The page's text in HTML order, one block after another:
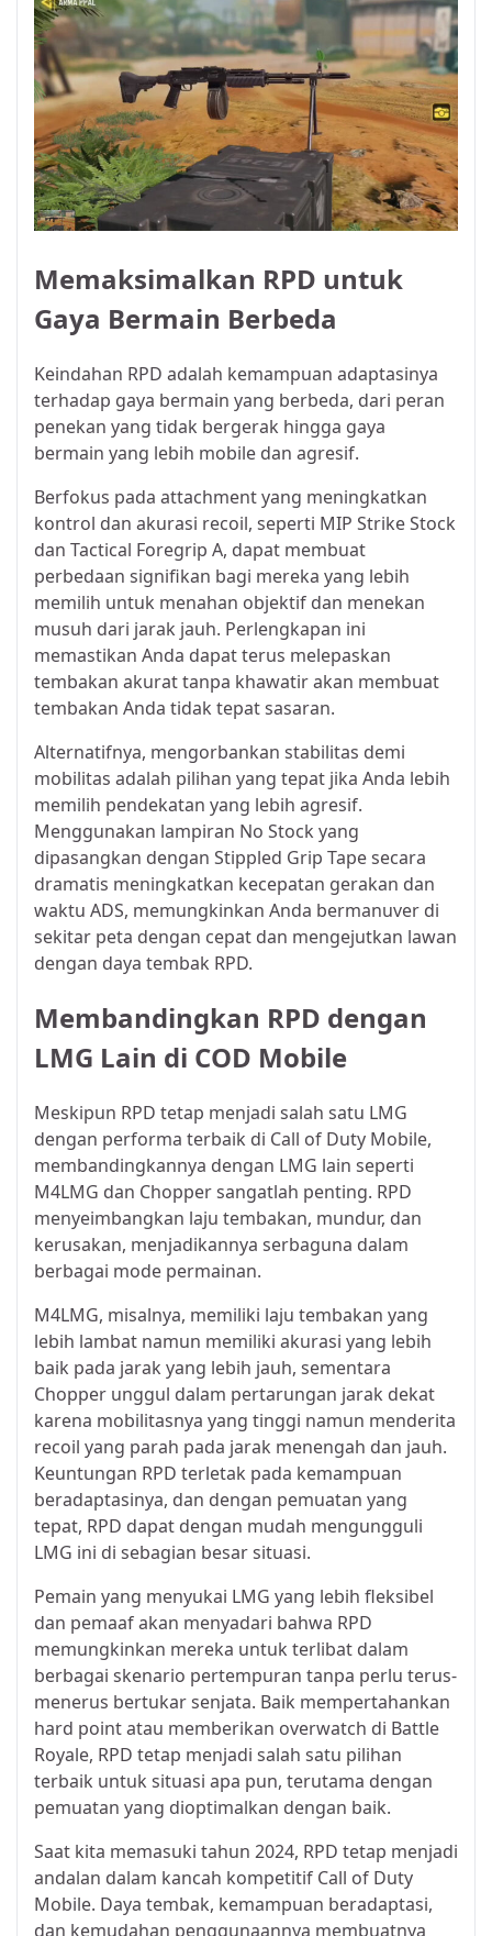
Memaksimalkan RPD untuk
Gaya Bermain Berbeda
Keindahan RPD adalah kemampuan adaptasinya
terhadap gaya bermain yang berbeda, dari peran
penekan yang tidak bergerak hingga gaya
bermain yang lebih mobile dan agresif.
Berfokus pada attachment yang meningkatkan
kontrol dan akurasi recoil, seperti MIP Strike Stock
dan Tactical Foregrip A, dapat membuat
perbedaan signifikan bagi mereka yang lebih
memilih untuk menahan objektif dan menekan
musuh dari jarak jauh. Perlengkapan ini
memastikan Anda dapat terus melepaskan
tembakan akurat tanpa khawatir akan membuat
tembakan Anda tidak tepat sasaran.
Alternatifnya, mengorbankan stabilitas demi
mobilitas adalah pilihan yang tepat jika Anda lebih
memilih pendekatan yang lebih agresif.
Menggunakan lampiran No Stock yang
dipasangkan dengan Stippled Grip Tape secara
dramatis meningkatkan kecepatan gerakan dan
waktu ADS, memungkinkan Anda bermanuver di
sekitar peta dengan cepat dan mengejutkan lawan
dengan daya tembak RPD.
Membandingkan RPD dengan
LMG Lain di COD Mobile
Meskipun RPD tetap menjadi salah satu LMG
dengan performa terbaik di Call of Duty Mobile,
membandingkannya dengan LMG lain seperti
M4LMG dan Chopper sangatlah penting. RPD
menyeimbangkan laju tembakan, mundur, dan
kerusakan, menjadikannya serbaguna dalam
berbagai mode permainan.
M4LMG, misalnya, memiliki laju tembakan yang
lebih lambat namun memiliki akurasi yang lebih
baik pada jarak yang lebih jauh, sementara
Chopper unggul dalam pertarungan jarak dekat
karena mobilitasnya yang tinggi namun menderita
recoil yang parah pada jarak menengah dan jauh.
Keuntungan RPD terletak pada kemampuan
beradaptasinya, dan dengan pemuatan yang
tepat, RPD dapat dengan mudah mengungguli
LMG ini di sebagian besar situasi.
Pemain yang menyukai LMG yang lebih fleksibel
dan pemaaf akan menyadari bahwa RPD
memungkinkan mereka untuk terlibat dalam
berbagai skenario pertempuran tanpa perlu terus-
menerus bertukar senjata. Baik mempertahankan
hard point atau memberikan overwatch di Battle
Royale, RPD tetap menjadi salah satu pilihan
terbaik untuk situasi apa pun, terutama dengan
pemuatan yang dioptimalkan dengan baik.
Saat kita memasuki tahun 2024, RPD tetap menjadi
andalan dalam kancah kompetitif Call of Duty
Mobile. Daya tembak, kemampuan beradaptasi,
dan kemudahan penggunaannya membuatnya